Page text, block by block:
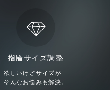
指輪サイズ調整
欲しいけどサイズが…
そんなお悩みも解決。